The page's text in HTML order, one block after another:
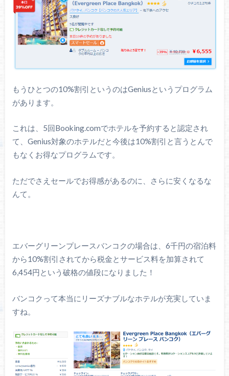
もうひとつの10%割引というのはGeniusというプログラム
があります。
これは、5回Booking.comでホテルを予約すると認定され
て、Genius対象のホテルだと今後は10%割引と言うとんで
もなくお得なプログラムです。
ただでさえセールでお得感があるのに、さらに安くなるな
んて。
エバーグリーンプレースバンコクの場合は、6千円の宿泊料
から10%割引されてから税金とサービス料を加算されて
6,454円という破格の値段になりました！
バンコクって本当にリーズナブルなホテルが充実していま
すね。